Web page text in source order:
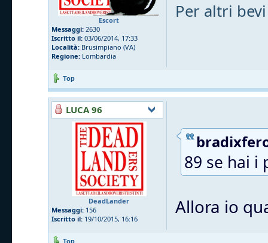
Escort
Messaggi: 2630
Iscritto il: 03/06/2014, 17:33
Località: Brusimpiano (VA)
Regione: Lombardia
Per altri bevi
Top
LUCA 96
DeadLander
Messaggi: 156
Iscritto il: 19/10/2015, 16:16
89 se hai i
Allora io
Top